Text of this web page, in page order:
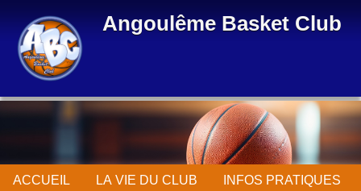
Angoulême Basket Club
ACCUEIL LA VIE DU CLUB INFOS PRATIQUES